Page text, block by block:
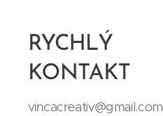
RYCHLÝ
KONTAKT
vincacreativ@gmail.com